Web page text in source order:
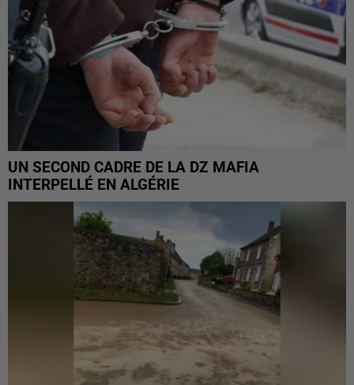
UN SECOND CADRE DE LA DZ MAFIA
INTERPELLÉ EN ALGÉRIE